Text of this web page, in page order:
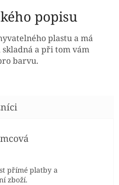
popisu
plastu a má
skladná a při tom vám
barvu.
je 5 z 5 hvězdiček.
přímé platby a
zboží.